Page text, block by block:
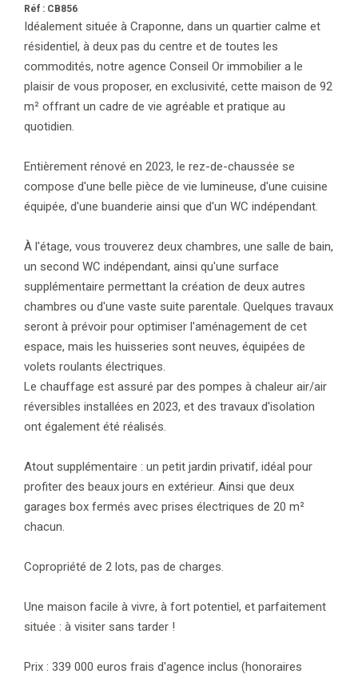
Réf : CB856
Idéalement située à Craponne, dans un quartier calme et
résidentiel, à deux pas du centre et de toutes les
commodités, notre agence Conseil Or immobilier a le
plaisir de vous proposer, en exclusivité, cette maison de 92
m² offrant un cadre de vie agréable et pratique au
quotidien.
Entièrement rénové en 2023, le rez-de-chaussée se
compose d'une belle pièce de vie lumineuse, d'une cuisine
équipée, d'une buanderie ainsi que d'un WC indépendant.
À l'étage, vous trouverez deux chambres, une salle de bain,
un second WC indépendant, ainsi qu'une surface
supplémentaire permettant la création de deux autres
chambres ou d'une vaste suite parentale. Quelques travaux
seront à prévoir pour optimiser l'aménagement de cet
espace, mais les huisseries sont neuves, équipées de
volets roulants électriques.
Le chauffage est assuré par des pompes à chaleur air/air
réversibles installées en 2023, et des travaux d'isolation
ont également été réalisés.
Atout supplémentaire : un petit jardin privatif, idéal pour
profiter des beaux jours en extérieur. Ainsi que deux
garages box fermés avec prises électriques de 20 m²
chacun.
Copropriété de 2 lots, pas de charges.
Une maison facile à vivre, à fort potentiel, et parfaitement
située : à visiter sans tarder !
Prix : 339 000 euros frais d'agence inclus (honoraires